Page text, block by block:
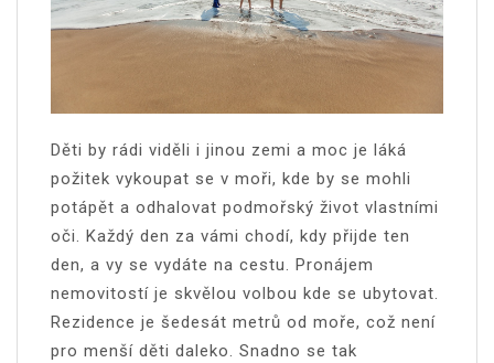
Děti by rádi viděli i jinou zemi a moc je láká
požitek vykoupat se v moři, kde by se mohli
potápět a odhalovat podmořský život vlastními
oči. Každý den za vámi chodí, kdy přijde ten
den, a vy se vydáte na cestu. Pronájem
nemovitostí je skvělou volbou kde se ubytovat.
Rezidence je šedesát metrů od moře, což není
pro menší děti daleko. Snadno se tak